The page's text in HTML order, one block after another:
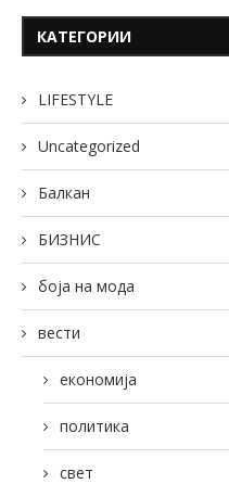
КАТЕГОРИИ
LIFESTYLE
Uncategorized
Балкан
БИЗНИС
боја на мода
вести
економија
политика
свет